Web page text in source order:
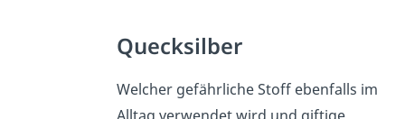
Quecksilber
Welcher gefährliche Stoff ebenfalls im